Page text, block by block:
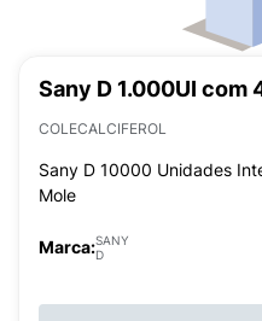
Sany D 1.000UI com
COLECALCIFEROL
Sany D 10000 Unidades
Mole
Marca:SANY
D